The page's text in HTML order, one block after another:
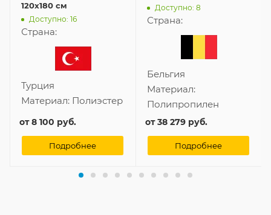
120x180 см
Доступно: 16
Страна:
Турция
Материал: Полиэстер
от8 100 руб.
Подробнее
Доступно: 8
Страна:
Бельгия
Материал:
Полипропилен
от38 279 руб.
Подробнее